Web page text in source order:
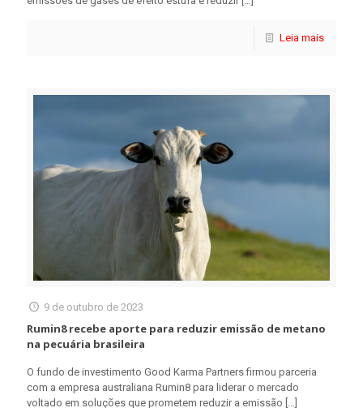
Leia mais
9 de outubro de 2023
Rumin8 recebe aporte para reduzir emissão de metano
na pecuária brasileira
O fundo de investimento Good Karma Partners firmou parceria
com a empresa australiana Rumin8 para liderar o mercado
voltado em soluções que prometem reduzir a emissão […]